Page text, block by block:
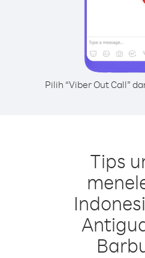
Pilih “Viber Out Call”
Tips